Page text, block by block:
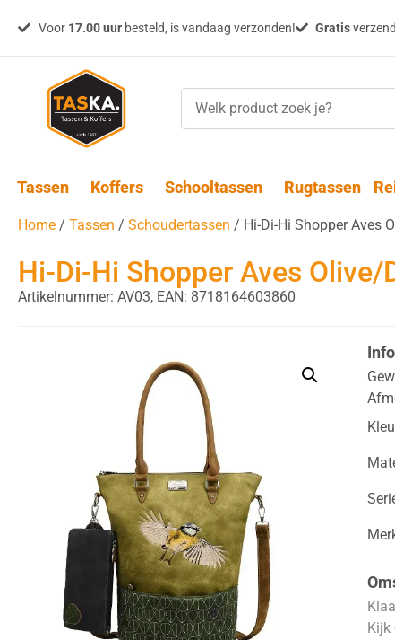
Voor 17.00 uurbesteld, is vandaag verzonden! Gratis
Tassen Koffers Schooltassen Rugtassen
Home / Tassen / Schoudertassen / Hi-Di-Hi Shopper Aves
Hi-Di-Hi Shopper Aves Olive/
Artikelnummer: AV03, EAN: 8718164603860
Kijk